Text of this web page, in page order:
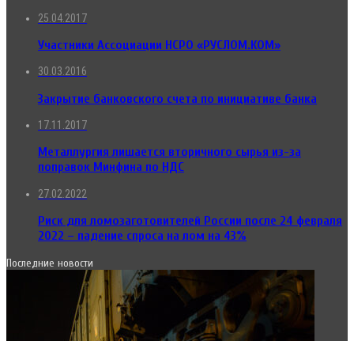
25.04.2017
Участники Ассоциации НСРО «РУСЛОМ.КОМ»
30.03.2016
Закрытие банковского счета по инициативе банка
17.11.2017
Металлургия лишается вторичного сырья из-за
поправок Минфина по НДС
27.02.2022
Риск для ломозаготовителей России после 24 февраля
2022 – падение спроса на лом на 43%
Последние новости